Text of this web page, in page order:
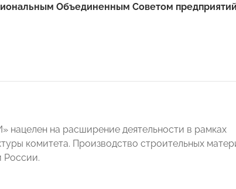
Объединенным Советом предприятий
на расширение деятельности в рамках
комитета. Производство строительных
России.